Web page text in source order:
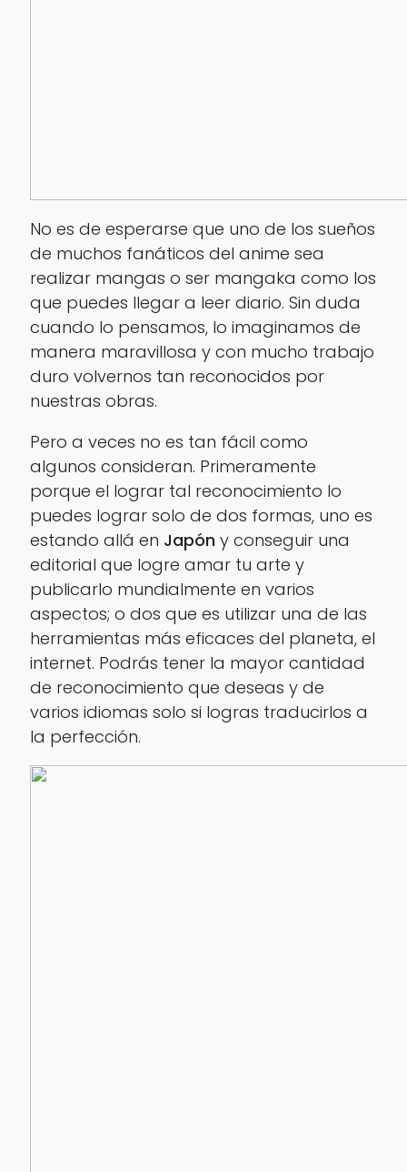
No es de esperarse que uno de los sueños
de muchos fanáticos del anime sea
realizar mangas o ser mangaka como los
que puedes llegar a leer diario. Sin duda
cuando lo pensamos, lo imaginamos de
manera maravillosa y con mucho trabajo
duro volvernos tan reconocidos por
nuestras obras.
Pero a veces no es tan fácil como
algunos consideran. Primeramente
porque el lograr tal reconocimiento lo
puedes lograr solo de dos formas, uno es
estando allá en Japón y conseguir una
editorial que logre amar tu arte y
publicarlo mundialmente en varios
aspectos; o dos que es utilizar una de las
herramientas más eficaces del planeta, el
internet. Podrás tener la mayor cantidad
de reconocimiento que deseas y de
varios idiomas solo si logras traducirlos a
la perfección.